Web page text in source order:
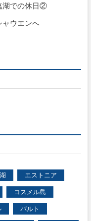
湖での休日②
ャウエンへ
エストニア
コスメル島
バルト